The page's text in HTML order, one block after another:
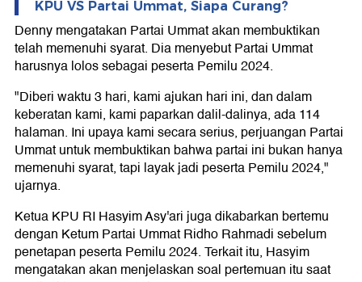
KPU VS Partai Ummat, Siapa Curang?
Denny mengatakan Partai Ummat akan membuktikan
telah memenuhi syarat. Dia menyebut Partai Ummat
harusnya lolos sebagai peserta Pemilu 2024.
"Diberi waktu 3 hari, kami ajukan hari ini, dan dalam
keberatan kami, kami paparkan dalil-dalinya, ada 114
halaman. Ini upaya kami secara serius, perjuangan Partai
Ummat untuk membuktikan bahwa partai ini bukan hanya
memenuhi syarat, tapi layak jadi peserta Pemilu 2024,"
ujarnya.
Ketua KPU RI Hasyim Asy'ari juga dikabarkan bertemu
dengan Ketum Partai Ummat Ridho Rahmadi sebelum
penetapan peserta Pemilu 2024. Terkait itu, Hasyim
mengatakan akan menjelaskan soal pertemuan itu saat